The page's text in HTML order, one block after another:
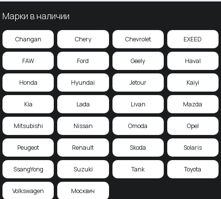
Марки в наличии
Changan Chery Chevrolet EXEED
FAW Ford Geely Haval
Honda Hyundai Jetour Kaiyi
Kia Lada Livan Mazda
Mitsubishi Nissan Omoda Opel
Peugeot Renault Skoda Solaris
SsangYong Suzuki Tank Toyota
Volkswagen Москвич